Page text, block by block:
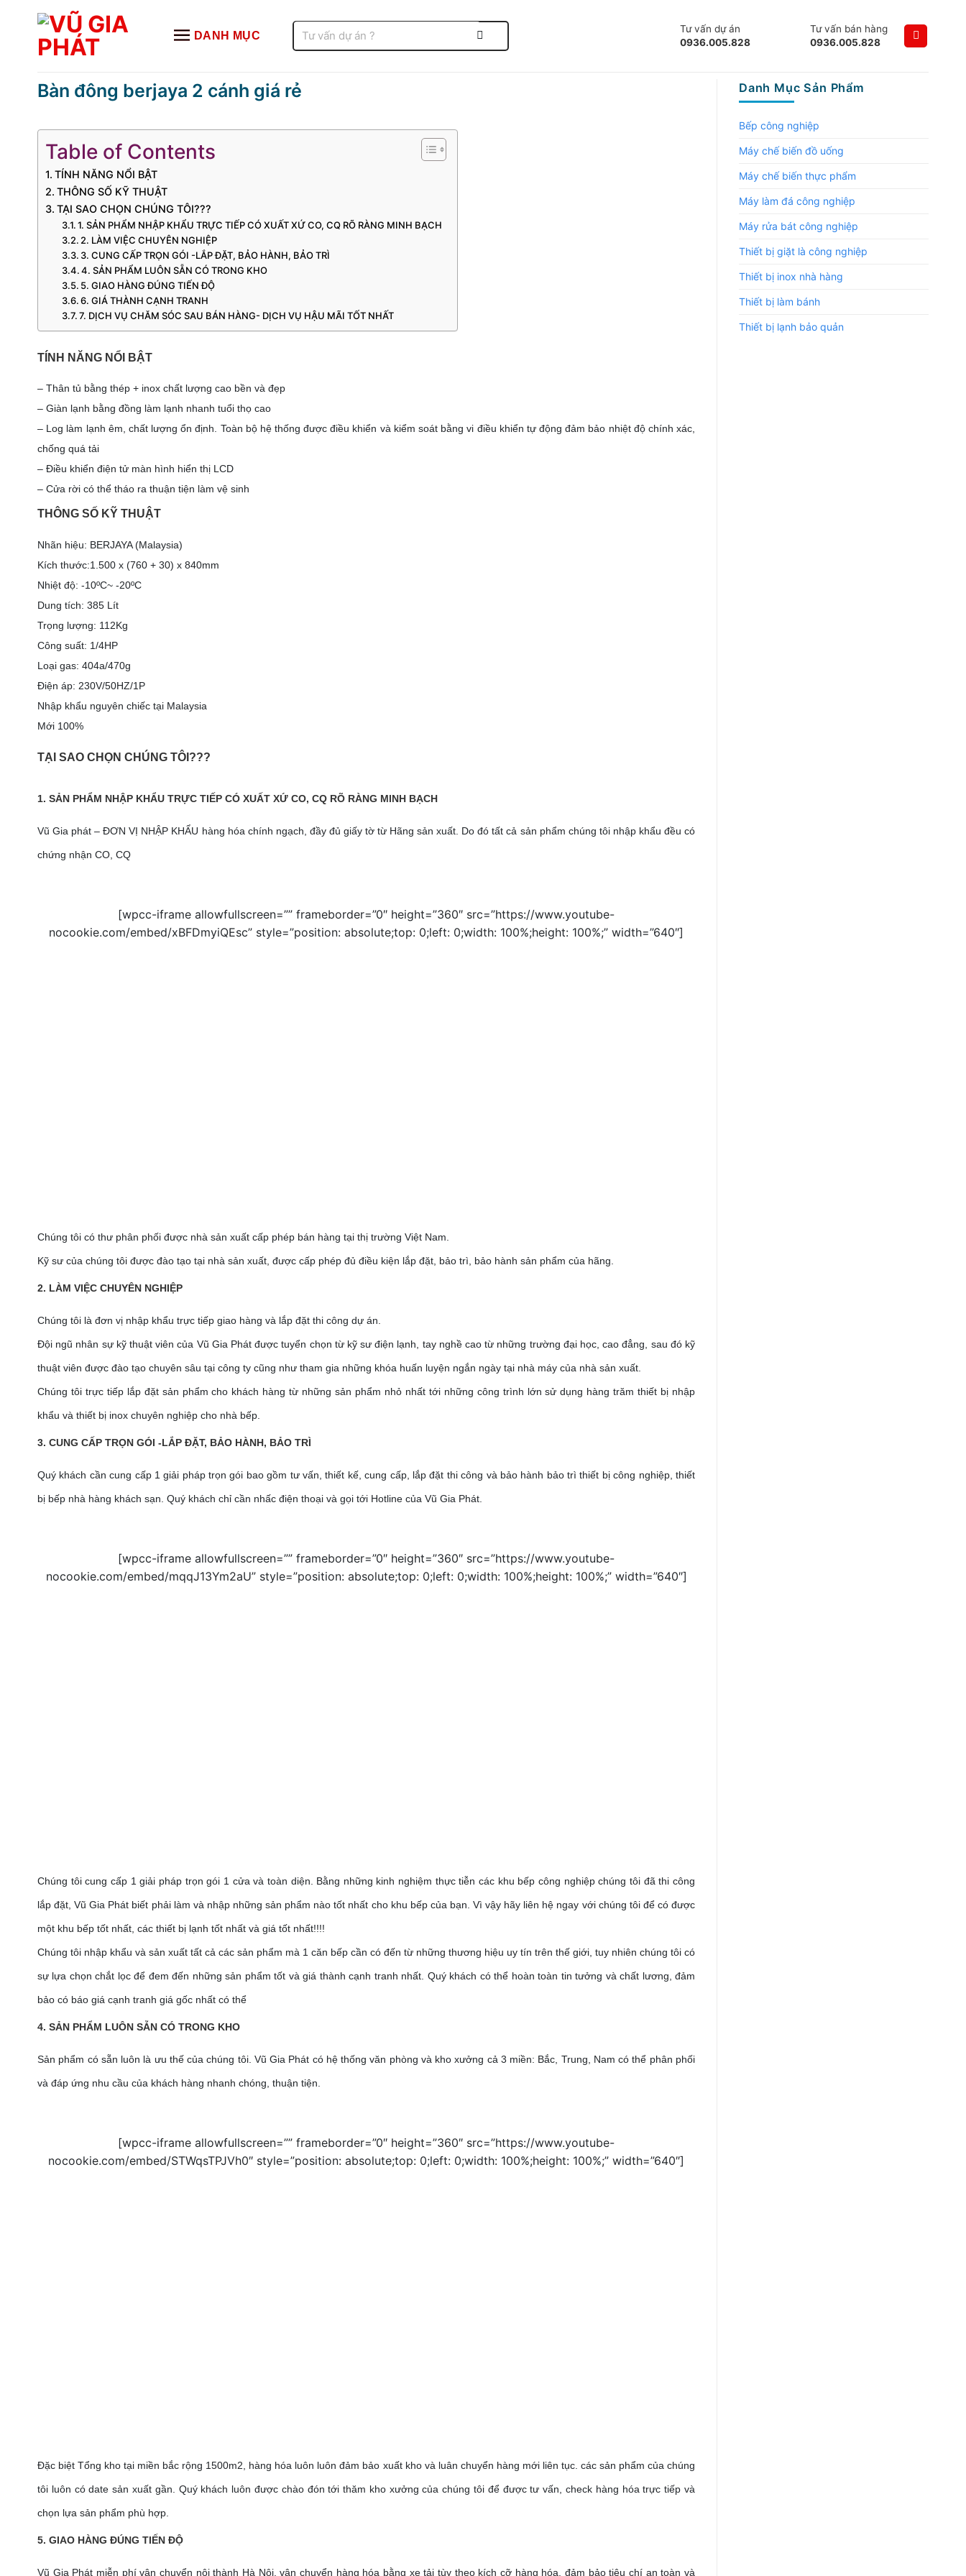
DANH MỤC
kiếm:
Tư vấn dự án
0936.005.828
Tư vấn bán hàng
0936.005.828
Bàn đông berjaya 2 cánh giá rẻ
Table of Contents
TÍNH NĂNG NỔI BẬT
THÔNG SỐ KỸ THUẬT
TẠI SAO CHỌN CHÚNG TÔI???
1. SẢN PHẨM NHẬP KHẨU TRỰC TIẾP CÓ XUẤT XỨ CO, CQ RÕ RÀNG MINH BẠCH
2. LÀM VIỆC CHUYÊN NGHIỆP
3. CUNG CẤP TRỌN GÓI -LẮP ĐẶT, BẢO HÀNH, BẢO TRÌ
4. SẢN PHẨM LUÔN SẴN CÓ TRONG KHO
5. GIAO HÀNG ĐÚNG TIẾN ĐỘ
6. GIÁ THÀNH CẠNH TRANH
7. DỊCH VỤ CHĂM SÓC SAU BÁN HÀNG- DỊCH VỤ HẬU MÃI TỐT NHẤT
TÍNH NĂNG NỔI BẬT
– Thân tủ bằng thép + inox chất lượng cao bền và đẹp
– Giàn lạnh bằng đồng làm lạnh nhanh tuổi thọ cao
– Log làm lạnh êm, chất lượng ổn định. Toàn bộ hệ thống được điều khiển và kiểm soát bằng vi điều khiển tự động đảm bảo nhiệt độ chính xác,
chống quá tải
– Điều khiển điện tử màn hình hiển thị LCD
– Cửa rời có thể tháo ra thuận tiện làm vệ sinh
THÔNG SỐ KỸ THUẬT
Nhãn hiệu: BERJAYA (Malaysia)
Kích thước:1.500 x (760 + 30) x 840mm
Nhiệt độ: -10ºC~ -20ºC
Dung tích: 385 Lít
Trọng lượng: 112Kg
Công suất: 1/4HP
Loại gas: 404a/470g
Điện áp: 230V/50HZ/1P
Nhập khẩu nguyên chiếc tại Malaysia
Mới 100%
TẠI SAO CHỌN CHÚNG TÔI???
1. SẢN PHẨM NHẬP KHẨU TRỰC TIẾP CÓ XUẤT XỨ CO, CQ RÕ RÀNG MINH BẠCH
Vũ Gia phát – ĐƠN VỊ NHẬP KHẨU hàng hóa chính ngạch, đầy đủ giấy tờ từ Hãng sản xuất. Do đó tất cả sản phẩm chúng tôi nhập khẩu đều có
chứng nhận CO, CQ
[wpcc-iframe allowfullscreen=”” frameborder=”0″ height=”360″ src=”https://www.youtube-
nocookie.com/embed/xBFDmyiQEsc” style=”position: absolute;top: 0;left: 0;width: 100%;height: 100%;” width=”640″]
Chúng tôi có thư phân phối được nhà sản xuất cấp phép bán hàng tại thị trường Việt Nam.
Kỹ sư của chúng tôi được đào tạo tại nhà sản xuất, được cấp phép đủ điều kiện lắp đặt, bảo trì, bảo hành sản phẩm của hãng.
2. LÀM VIỆC CHUYÊN NGHIỆP
Chúng tôi là đơn vị nhập khẩu trực tiếp giao hàng và lắp đặt thi công dự án.
Đội ngũ nhân sự kỹ thuật viên của Vũ Gia Phát được tuyển chọn từ kỹ sư điện lạnh, tay nghề cao từ những trường đại học, cao đẳng, sau đó kỹ
thuật viên được đào tạo chuyên sâu tại công ty cũng như tham gia những khóa huấn luyện ngắn ngày tại nhà máy của nhà sản xuất.
Chúng tôi trực tiếp lắp đặt sản phẩm cho khách hàng từ những sản phẩm nhỏ nhất tới những công trình lớn sử dụng hàng trăm thiết bị nhập
khẩu và thiết bị inox chuyên nghiệp cho nhà bếp.
3. CUNG CẤP TRỌN GÓI -LẮP ĐẶT, BẢO HÀNH, BẢO TRÌ
Quý khách cần cung cấp 1 giải pháp trọn gói bao gồm tư vấn, thiết kế, cung cấp, lắp đặt thi công và bảo hành bảo trì thiết bị công nghiệp, thiết
bị bếp nhà hàng khách sạn. Quý khách chỉ cần nhấc điện thoại và gọi tới Hotline của Vũ Gia Phát.
[wpcc-iframe allowfullscreen=”” frameborder=”0″ height=”360″ src=”https://www.youtube-
nocookie.com/embed/mqqJ13Ym2aU” style=”position: absolute;top: 0;left: 0;width: 100%;height: 100%;” width=”640″]
Chúng tôi cung cấp 1 giải pháp trọn gói 1 cửa và toàn diện. Bằng những kinh nghiệm thực tiễn các khu bếp công nghiệp chúng tôi đã thi công
lắp đặt, Vũ Gia Phát biết phải làm và nhập những sản phẩm nào tốt nhất cho khu bếp của bạn. Vì vậy hãy liên hệ ngay với chúng tôi để có được
một khu bếp tốt nhất, các thiết bị lạnh tốt nhất và giá tốt nhất!!!!
Chúng tôi nhập khẩu và sản xuất tất cả các sản phẩm mà 1 căn bếp cần có đến từ những thương hiệu uy tín trên thế giới, tuy nhiên chúng tôi có
sự lựa chọn chắt lọc để đem đến những sản phẩm tốt và giá thành cạnh tranh nhất. Quý khách có thể hoàn toàn tin tưởng và chất lương, đảm
bảo có báo giá cạnh tranh giá gốc nhất có thể
4. SẢN PHẨM LUÔN SẴN CÓ TRONG KHO
Sản phẩm có sẵn luôn là ưu thế của chúng tôi. Vũ Gia Phát có hệ thống văn phòng và kho xưởng cả 3 miền: Bắc, Trung, Nam có thể phân phối
và đáp ứng nhu cầu của khách hàng nhanh chóng, thuận tiện.
[wpcc-iframe allowfullscreen=”” frameborder=”0″ height=”360″ src=”https://www.youtube-
nocookie.com/embed/STWqsTPJVh0″ style=”position: absolute;top: 0;left: 0;width: 100%;height: 100%;” width=”640″]
Đặc biệt Tổng kho tại miền bắc rộng 1500m2, hàng hóa luôn luôn đảm bảo xuất kho và luân chuyển hàng mới liên tục. các sản phẩm của chúng
tôi luôn có date sản xuất gần. Quý khách luôn được chào đón tới thăm kho xưởng của chúng tôi để được tư vấn, check hàng hóa trực tiếp và
chọn lựa sản phẩm phù hợp.
5. GIAO HÀNG ĐÚNG TIẾN ĐỘ
Vũ Gia Phát miễn phí vận chuyển nội thành Hà Nội, vận chuyển hàng hóa bằng xe tải tùy theo kích cỡ hàng hóa, đảm bảo tiêu chí an toàn và
Danh Mục Sản Phẩm
Bếp công nghiệp
Máy chế biến đồ uống
Máy chế biến thực phẩm
Máy làm đá công nghiệp
Máy rửa bát công nghiệp
Thiết bị giặt là công nghiệp
Thiết bị inox nhà hàng
Thiết bị làm bánh
Thiết bị lạnh bảo quản